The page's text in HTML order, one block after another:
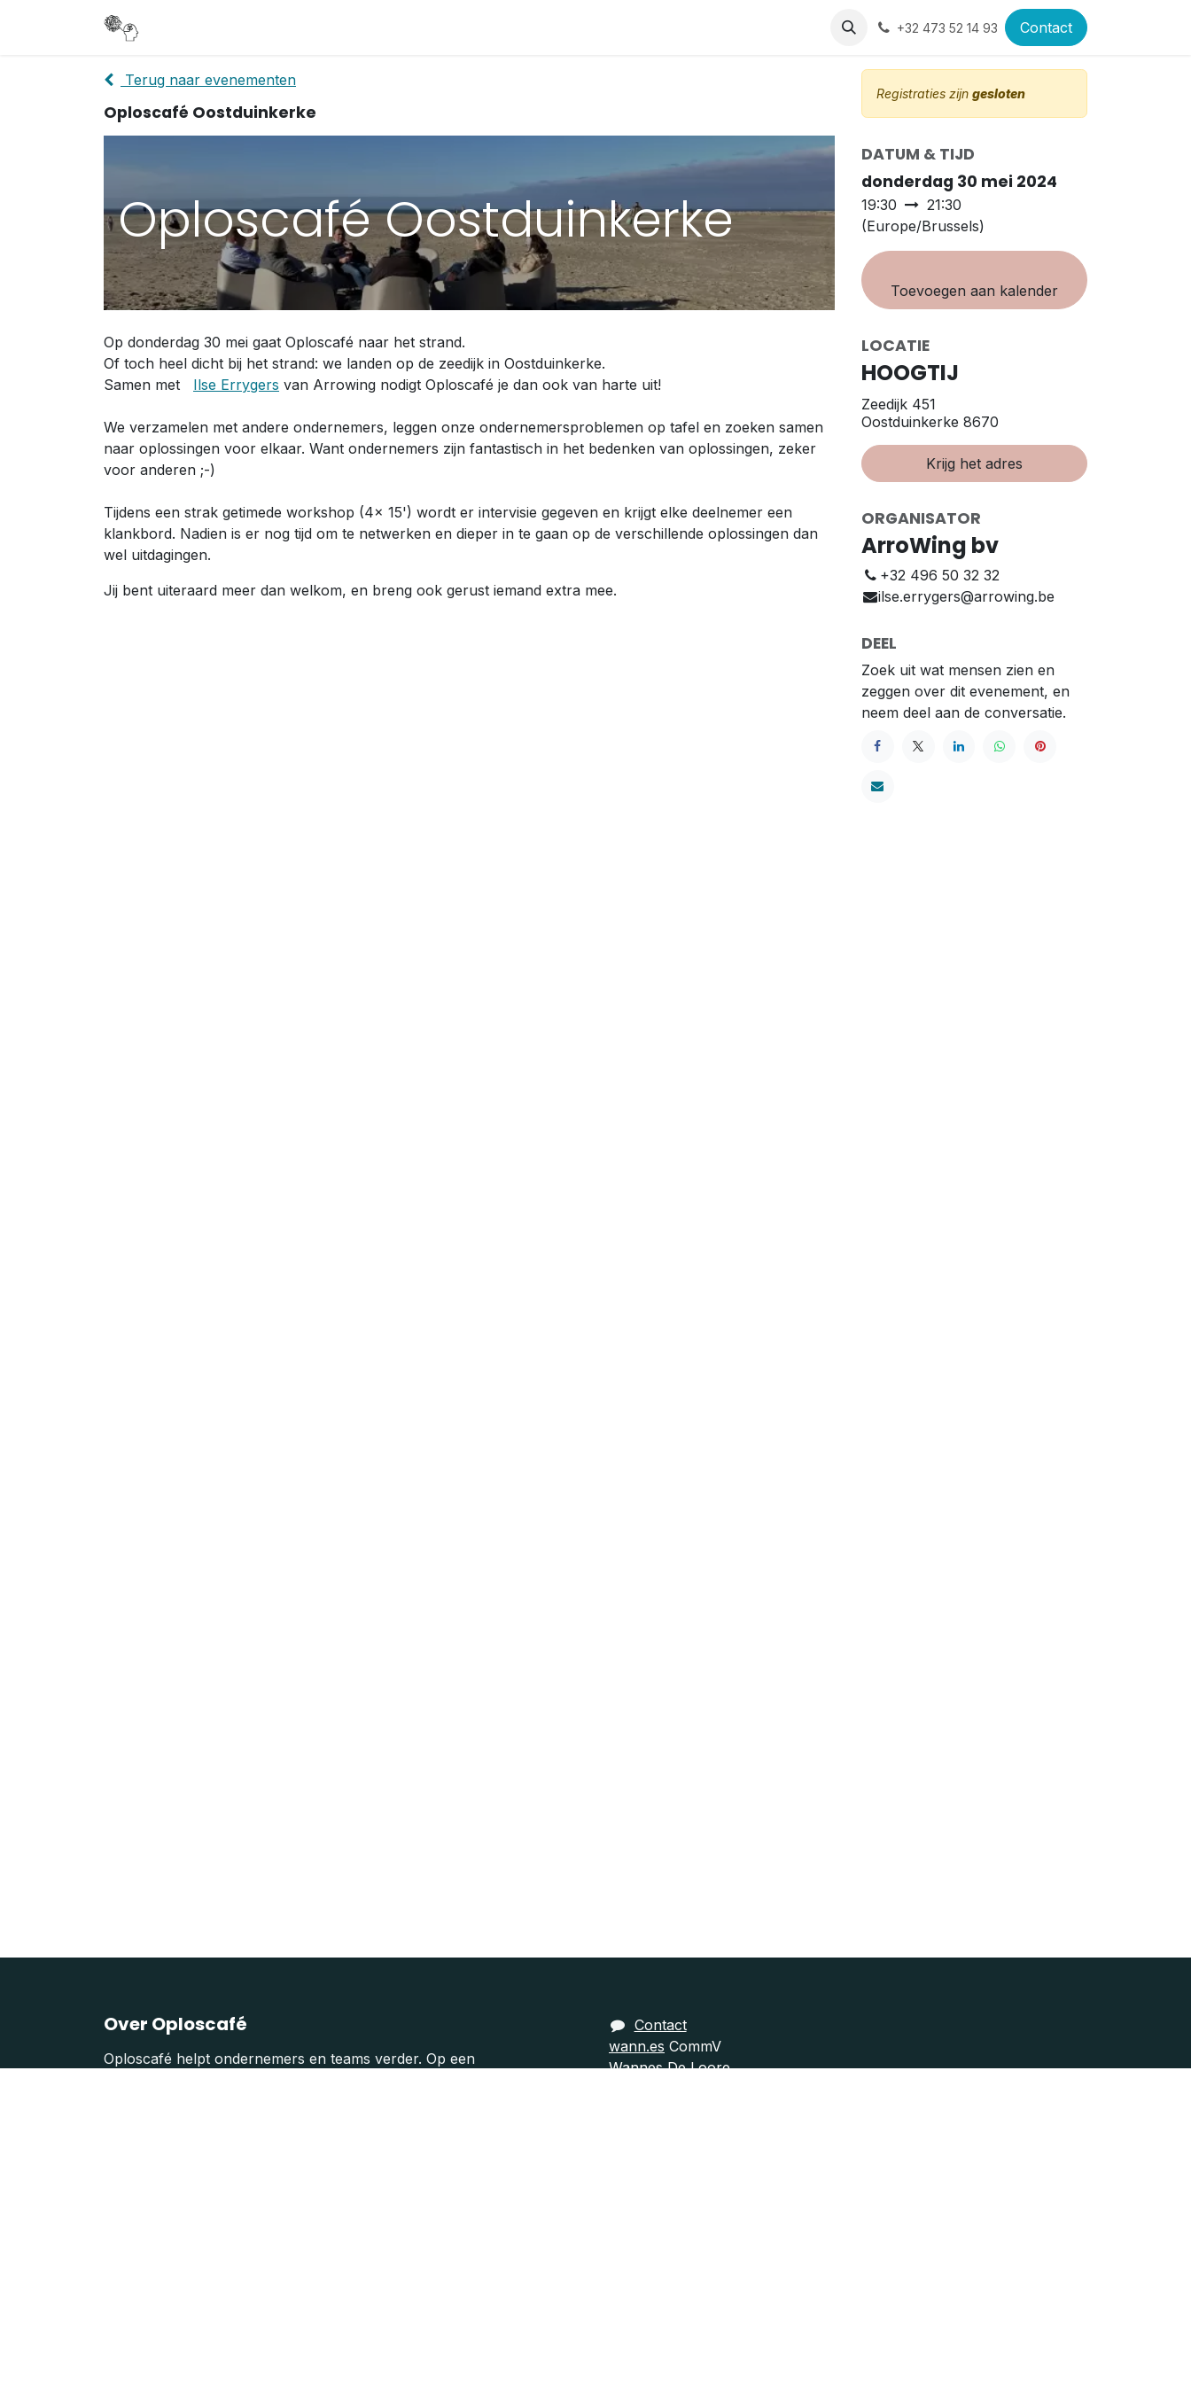
+32 473 52 14 93 Contact
Terug naar evenementen
Oploscafé Oostduinkerke
Oploscafé Oostduinkerke
Op donderdag 30 mei gaat Oploscafé naar het strand.
Of toch heel dicht bij het strand: we landen op de zeedijk in Oostduinkerke.
Samen met Ilse Errygers van Arrowing nodigt Oploscafé je dan ook van harte uit!
We verzamelen met andere ondernemers, leggen onze ondernemersproblemen op tafel en zoeken samen
naar oplossingen voor elkaar. Want ondernemers zijn fantastisch in het bedenken van oplossingen, zeker
voor anderen ;-)
Tijdens een strak getimede workshop (4x 15') wordt er intervisie gegeven en krijgt elke deelnemer een
klankbord. Nadien is er nog tijd om te netwerken en dieper in te gaan op de verschillende oplossingen dan
wel uitdagingen.
Jij bent uiteraard meer dan welkom, en breng ook gerust iemand extra mee.
Registraties zijn gesloten
DATUM & TIJD
donderdag 30 mei 2024
19:30
21:30
(Europe/Brussels)
Toevoegen aan kalender
LOCATIE
HOOGTIJ
Zeedijk 451
Oostduinkerke 8670
Krijg het adres
ORGANISATOR
ArroWing bv
+32 496 50 32 32
ilse.errygers@arrowing.be
DEEL
Zoek uit wat mensen zien en
zeggen over dit evenement, en
neem deel aan de conversatie.
Over Oploscafé
Oploscafé helpt ondernemers en teams verder. Op een
Contact
wann.es CommV
Wannes De Loore